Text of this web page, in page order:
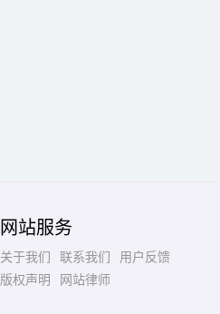
网站服务
关于我们 联系我们
用户反馈
版权声明
网站律师